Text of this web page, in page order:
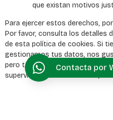
que existan motivos
Para ejercer estos derechos,
Por favor, consulta los detalles
de esta política de cookies. Si
gestionamos tus datos, nos
pero también tienes derecho a
supervisora (la autoridad de
Contacta por